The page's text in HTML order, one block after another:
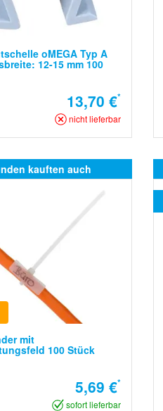
oMEGA Typ A
12-15 mm 100
13,70 €*
nicht lieferbar
kauften auch
mit
100 Stück
5,69 €*
sofort lieferbar